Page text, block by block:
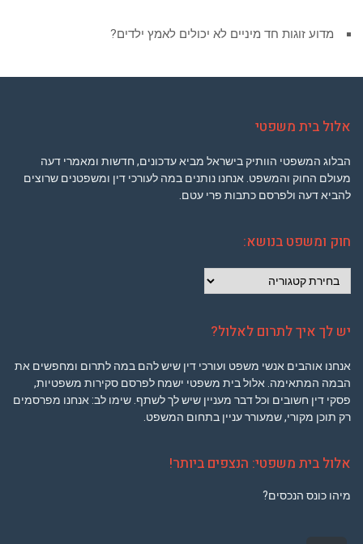
מדוע זוגות חד מיניים לא יכולים לאמץ ילדים?
אלול בית משפטי
הבלוג המשפטי הוותיק בישראל מביא עדכונים, חדשות ומאמרי דעה
מעולם החוק והמשפט. אנחנו נותנים במה לעורכי דין ומשפטנים שרוצים
להביא דעה ולפרסם כתבות פרי עטם.
חוק ומשפט בנושא:
ומשפט
יש לך איך לתרום לאלול?
אנחנו אוהבים אנשי משפט ועורכי דין שיש להם במה לתרום ומחפשים את
הבמה המתאימה. אלול בית משפטי ישמח לפרסם סקירות משפטיות,
פסקי דין חשובים וכל דבר מעניין שיש לך לשתף. שימו לב: אנחנו מפרסמים
רק תוכן מקורי, שמעורר עניין בתחום המשפט.
אלול בית משפטי: הנצפים ביותר!
מיהו כונס הנכסים?